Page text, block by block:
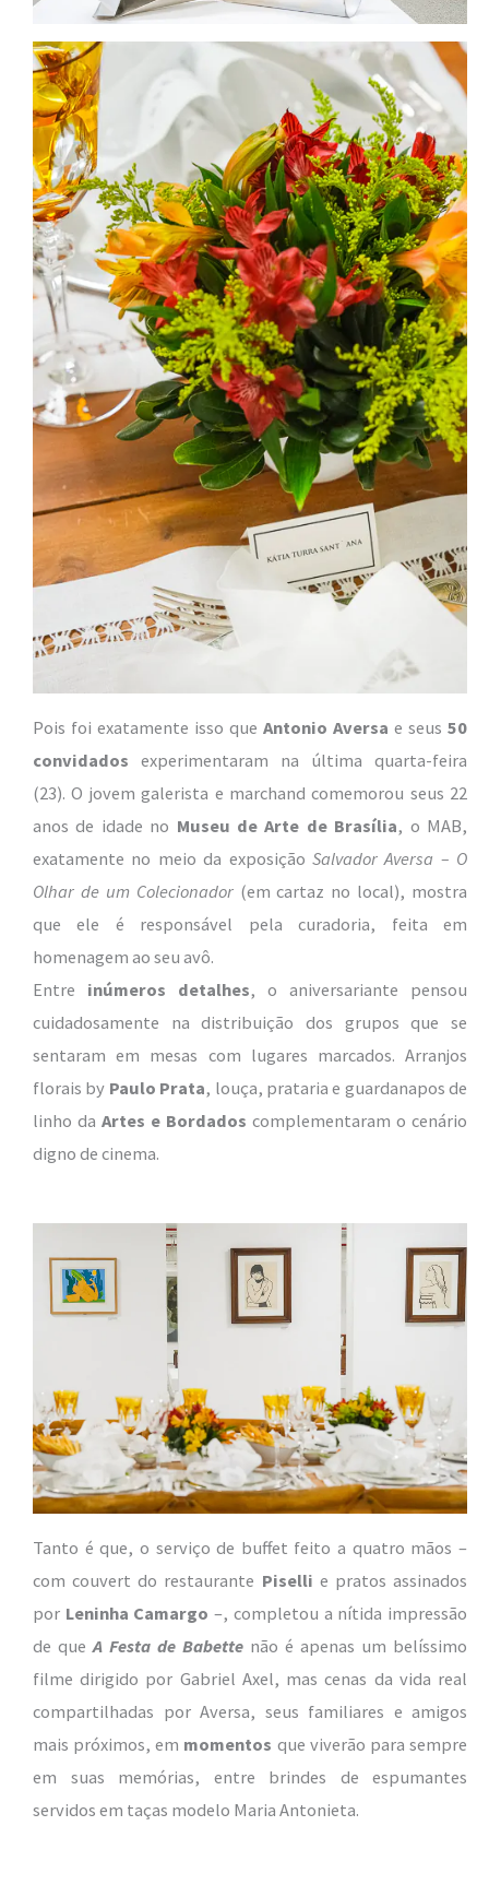
Pois foi exatamente isso que Antonio Aversa e seus 50
convidados experimentaram na última quarta-feira
(23). O jovem galerista e marchand comemorou seus 22
anos de idade no Museu de Arte de Brasília, o MAB,
exatamente no meio da exposição Salvador Aversa – O
Olhar de um Colecionador(em cartaz no local), mostra
que ele é responsável pela curadoria, feita em
homenagem ao seu avô.
Entre inúmeros detalhes, o aniversariante pensou
cuidadosamente na distribuição dos grupos que se
sentaram em mesas com lugares marcados. Arranjos
florais by Paulo Prata, louça, prataria e guardanapos de
linho da Artes e Bordados complementaram o cenário
digno de cinema.
Tanto é que, o serviço de buffet feito a quatro mãos –
com couvert do restaurante Piselli e pratos assinados
por Leninha Camargo–, completou a nítida impressão
de queA Festa de Babette não é apenas um belíssimo
filme dirigido por Gabriel Axel, mas cenas da vida real
compartilhadas por Aversa, seus familiares e amigos
mais próximos, em momentos que viverão para sempre
em suas memórias, entre brindes de espumantes
servidos em taças modelo Maria Antonieta.